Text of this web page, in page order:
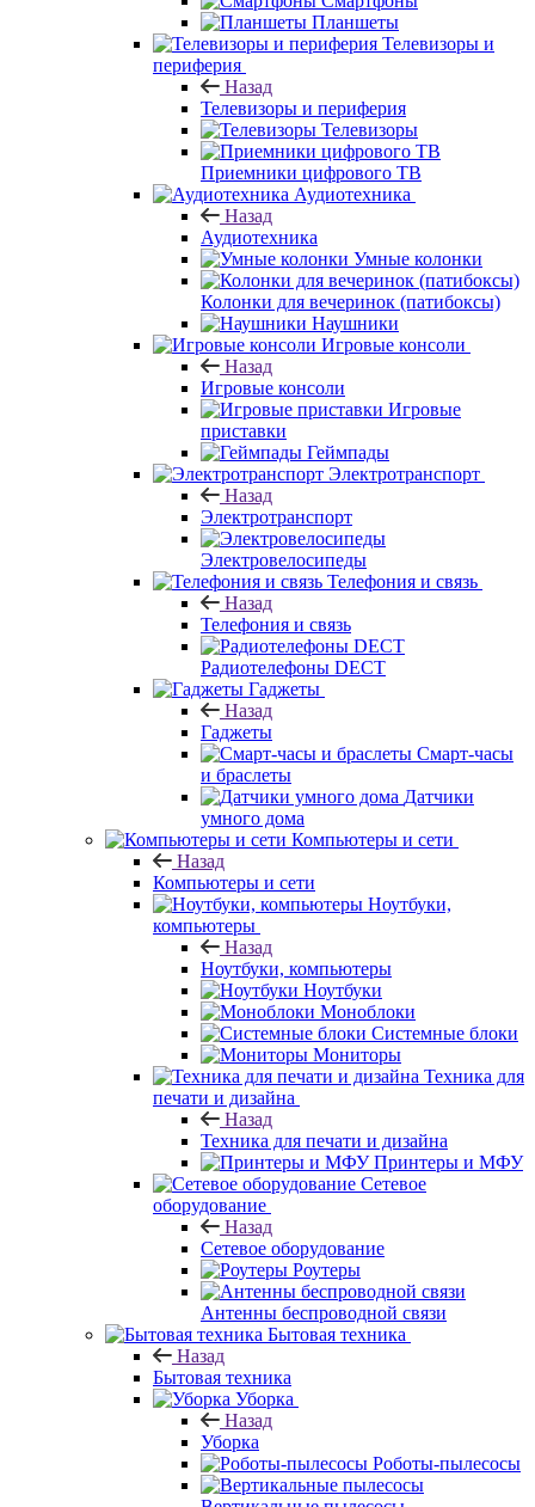
Планшеты
Телевизоры и
периферия
Назад
Телевизоры и периферия
Телевизоры
Приемники цифрового ТВ
Аудиотехника
Назад
Аудиотехника
Умные колонки
Колонки для вечеринок (патибоксы)
Наушники
Игровые консоли
Назад
Игровые консоли
Игровые
приставки
Геймпады
Электротранспорт
Назад
Электротранспорт
Электровелосипеды
Телефония и связь
Назад
Телефония и связь
Радиотелефоны DECT
Гаджеты
Назад
Гаджеты
Смарт-часы
и браслеты
Датчики
умного дома
Компьютеры и сети
Назад
Компьютеры и сети
Ноутбуки,
компьютеры
Назад
Ноутбуки, компьютеры
Ноутбуки
Моноблоки
Системные блоки
Мониторы
Техника для
печати и дизайна
Назад
Техника для печати и дизайна
Принтеры и МФУ
Сетевое
оборудование
Назад
Сетевое оборудование
Роутеры
Антенны беспроводной связи
Бытовая техника
Назад
Бытовая техника
Уборка
Назад
Уборка
Роботы-пылесосы